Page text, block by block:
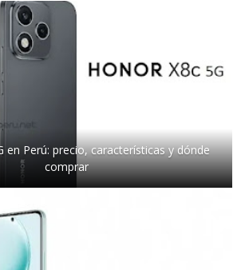
en Perú: precio, características y dónde
comprar